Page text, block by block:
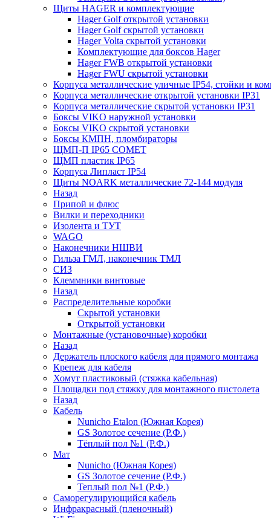
Щиты HAGER и комплектующие
Hager Golf открытой установки
Hager Golf скрытой установки
Hager Volta скрытой установки
Комплектующие для боксов Hager
Hager FWB открытой установки
Hager FWU скрытой установки
Корпуса металлические уличные IP54, стойки и
Корпуса металлические открытой установки IP31
Корпуса металлические скрытой установки IP31
Боксы VIKO наружной установки
Боксы VIKO скрытой установки
Боксы КМПН, пломбираторы
ЩМП-П IP65 COMET
ЩМП пластик IP65
Корпуса Липласт IP54
Щиты NOARK металлические 72-144 модуля
Назад
Припой и флюс
Вилки и переходники
Изолента и ТУТ
WAGO
Наконечники НШВИ
Гильза ГМЛ, наконечник ТМЛ
СИЗ
Клеммники винтовые
Назад
Распределительные коробки
Скрытой установки
Открытой установки
Монтажные (установочные) коробки
Назад
Держатель плоского кабеля для прямого монтажа
Крепеж для кабеля
Хомут пластиковый (стяжка кабельная)
Площадки под стяжку для монтажного пистолета
Назад
Кабель
Nunicho Etalon (Южная Корея)
GS Золотое сечение (Р.Ф.)
Тёплый пол №1 (Р.Ф.)
Мат
Nunicho (Южная Корея)
GS Золотое сечение (Р.Ф.)
Теплый пол №1 (Р.Ф.)
Саморегулирующийся кабель
Инфракрасный (пленочный)